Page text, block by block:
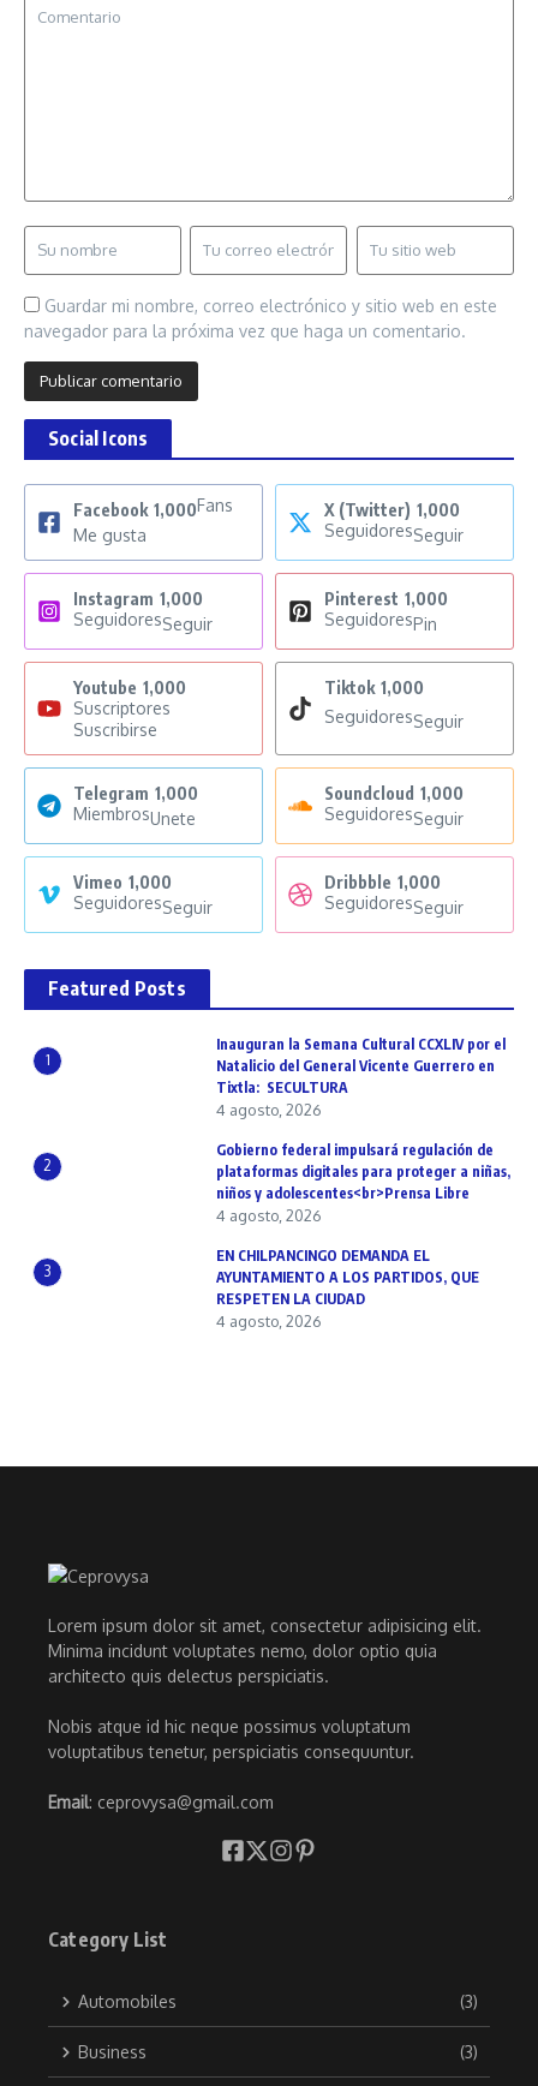
Guardar mi nombre, correo electrónico y sitio web en este
navegador para la próxima vez que haga un comentario.
Social Icons
Facebook 1,000Fans
Me gusta
X (Twitter) 1,000
SeguidoresSeguir
Instagram 1,000
SeguidoresSeguir
Pinterest 1,000
SeguidoresPin
Youtube 1,000
Suscriptores
Suscribirse
Tiktok 1,000
SeguidoresSeguir
Telegram 1,000
MiembrosUnete
Soundcloud 1,000
SeguidoresSeguir
Vimeo 1,000
SeguidoresSeguir
Dribbble 1,000
SeguidoresSeguir
Featured Posts
1
Inauguran la Semana Cultural CCXLIV por el
Natalicio del General Vicente Guerrero en
Tixtla: SECULTURA
4 agosto, 2026
2
Gobierno federal impulsará regulación de
plataformas digitales para proteger a niñas,
niños y adolescentes<br>Prensa Libre
4 agosto, 2026
3
EN CHILPANCINGO DEMANDA EL
AYUNTAMIENTO A LOS PARTIDOS, QUE
RESPETEN LA CIUDAD
4 agosto, 2026
Lorem ipsum dolor sit amet, consectetur adipisicing elit.
Minima incidunt voluptates nemo, dolor optio quia
architecto quis delectus perspiciatis.
Nobis atque id hic neque possimus voluptatum
voluptatibus tenetur, perspiciatis consequuntur.
Email: ceprovysa@gmail.com
Category List
Automobiles (3)
Business (3)